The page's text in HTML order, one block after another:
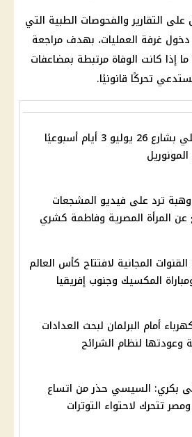
التقارير والفحوصات الطبية التي
غرفة العمليات، بهدف مراجعة
إذا كانت الوفاة مرتبطة بمضاعفات
تحركًا قانونيًا.
غلق كلي بشارع 26 يوليو 3 أيام أسبوعيًا
ترد على فيديو المشجعات
عن المرأة المصرية وفاطمة كشري
المجانية لافتتاح كأس العالم
أمام البرلمان لبحث العدادات
وعودتها لنظام الشرائح
بكري: السيسي حذر من اتساع
تتحرك لاحتواء التوترات